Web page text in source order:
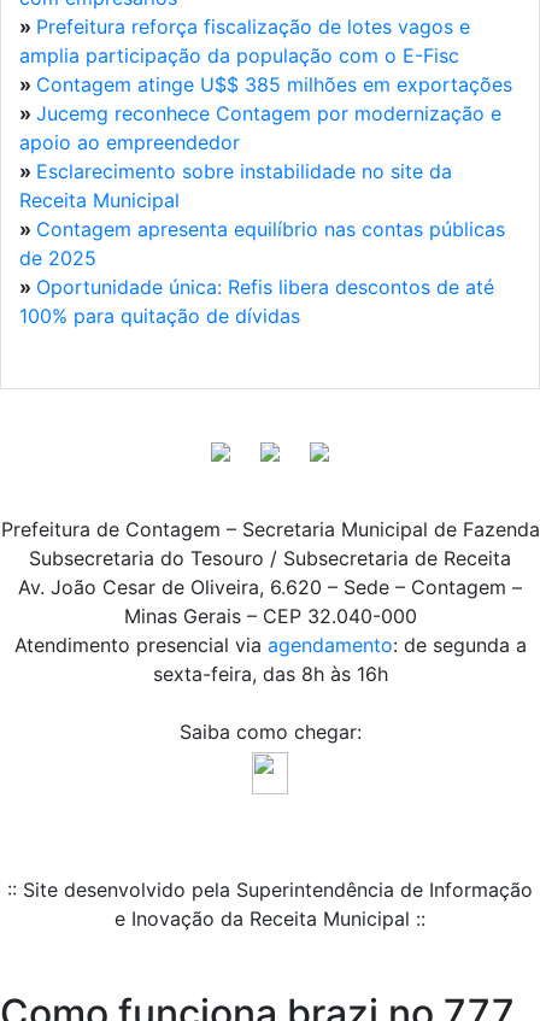
» Prefeitura reforça fiscalização de lotes vagos e
amplia participação da população com o E-Fisc
» Contagem atinge U$$ 385 milhões em exportações
» Jucemg reconhece Contagem por modernização e
apoio ao empreendedor
» Esclarecimento sobre instabilidade no site da
Receita Municipal
» Contagem apresenta equilíbrio nas contas públicas
de 2025
» Oportunidade única: Refis libera descontos de até
100% para quitação de dívidas
Prefeitura de Contagem – Secretaria Municipal de Fazenda
Subsecretaria do Tesouro / Subsecretaria de Receita
Av. João Cesar de Oliveira, 6.620 – Sede – Contagem –
Minas Gerais – CEP 32.040-000
Atendimento presencial via agendamento: de segunda a
sexta-feira, das 8h às 16h
Saiba como chegar:
:: Site desenvolvido pela Superintendência de Informação
e Inovação da Receita Municipal ::